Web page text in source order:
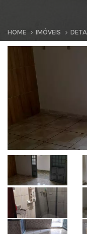
HOME IMÓVEIS